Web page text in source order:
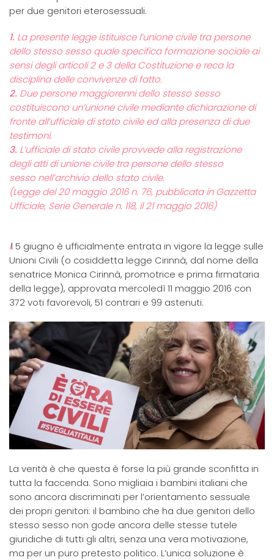
per due genitori eterosessuali.
1. La presente legge istituisce l’unione civile tra persone
dello stesso sesso quale specifica formazione sociale ai
sensi degli articoli 2 e 3 della Costituzione e reca la
disciplina delle convivenze di fatto.
2. Due persone maggiorenni dello stesso sesso
costituiscono un’unione civile mediante dichiarazione di
fronte all’ufficiale di stato civile ed alla presenza di due
testimoni.
3. L’ufficiale di stato civile provvede alla registrazione
degli atti di unione civile tra persone dello stesso
sesso nell’archivio dello stato civile.
(Legge del 20 maggio 2016 n. 76, pubblicata in Gazzetta
Ufficiale, Serie Generale n. 118, il 21 maggio 2016)
Il 5 giugno è ufficialmente entrata in vigore la legge sulle
Unioni Civili (o cosiddetta legge Cirinnà, dal nome della
senatrice Monica Cirinnà, promotrice e prima firmataria
della legge), approvata mercoledì 11 maggio 2016 con
372 voti favorevoli, 51 contrari e 99 astenuti.
La verità è che questa è forse la più grande sconfitta in
tutta la faccenda. Sono migliaia i bambini italiani che
sono ancora discriminati per l’orientamento sessuale
dei propri genitori: il bambino che ha due genitori dello
stesso sesso non gode ancora delle stesse tutele
giuridiche di tutti gli altri, senza una vera motivazione,
ma per un puro pretesto politico. L’unica soluzione è